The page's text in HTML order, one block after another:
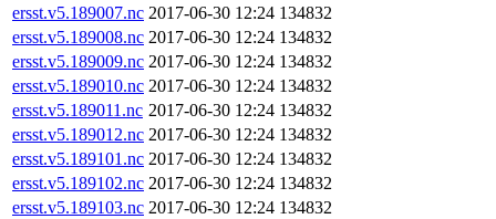
ersst.v5.189007.nc 2017-06-30 12:24 134832
ersst.v5.189008.nc 2017-06-30 12:24 134832
ersst.v5.189009.nc 2017-06-30 12:24 134832
ersst.v5.189010.nc 2017-06-30 12:24 134832
ersst.v5.189011.nc 2017-06-30 12:24 134832
ersst.v5.189012.nc 2017-06-30 12:24 134832
ersst.v5.189101.nc 2017-06-30 12:24 134832
ersst.v5.189102.nc 2017-06-30 12:24 134832
ersst.v5.189103.nc 2017-06-30 12:24 134832